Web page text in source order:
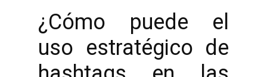
¿Cómo puede el
uso estratégico de